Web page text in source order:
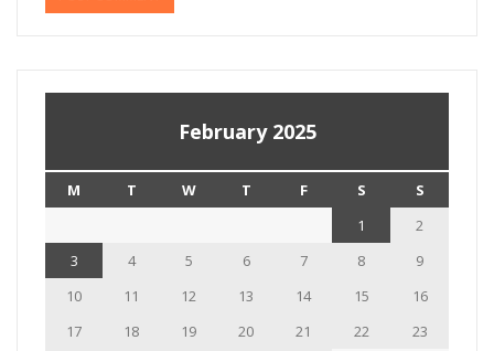
February 2025
M T W T F S
S
1
2
3
4 5 6 7 8
9
10
11 12 13 14 15
16
17
18 19 20 21 22
23